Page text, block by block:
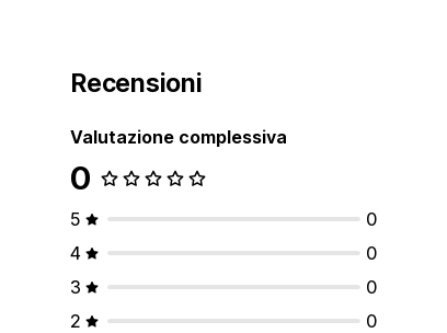
Recensioni
Valutazione complessiva
0
5
0
4
0
3
0
2
0